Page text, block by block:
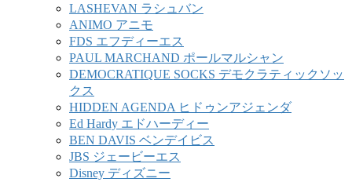
LASHEVAN ラシュバン
ANIMO アニモ
FDS エフディーエス
PAUL MARCHAND ポールマルシャン
DEMOCRATIQUE SOCKS デモクラティックソッ
クス
HIDDEN AGENDA ヒドゥンアジェンダ
Ed Hardy エドハーディー
BEN DAVIS ベンデイビス
JBS ジェービーエス
Disney ディズニー